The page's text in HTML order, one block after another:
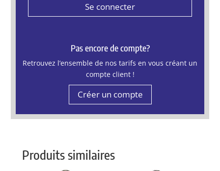
Se connecter
Pas encore de compte?
Retrouvez l’ensemble de nos tarifs en vous créant un
compte client !
Créer un compte
Produits similaires